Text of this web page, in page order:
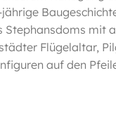
Stephansdoms mit
Flügelaltar,
auf den